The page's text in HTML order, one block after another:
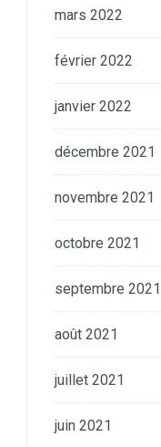
mars 2022
février 2022
janvier 2022
décembre 2021
novembre 2021
octobre 2021
septembre 2021
août 2021
juillet 2021
juin 2021